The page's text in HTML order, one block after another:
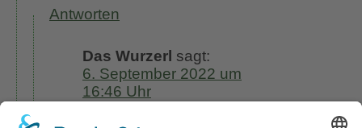
Antworten
Das Wurzerl sagt:
6. September 2022 um
16:46 Uhr